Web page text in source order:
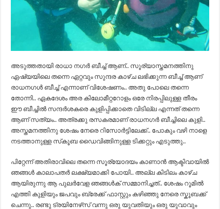
അടുത്തതായി രാധാ നഗർ ബീച്ച് ആണ്.. സൂര്യാസ്തമനത്തിനു
ഏഷ്യയിലെ തന്നെ ഏറ്റവും സുന്ദര കാഴ്ച ലഭിക്കുന്ന ബീച്ച് ആണ്
രാധനഗൾ ബീച്ച് എന്നാണ് വിശേഷണം.. അതു പോലെ തന്നെ
തോന്നി.. ഏകദേശം അര കിലോമീറ്ററോളം ഒരേ നിരപ്പിലുള്ള തീരം
ഈ ബീച്ചിൽ സന്ദർശകരെ കുളിപ്പിക്കാതെ വിടില്ല എന്നത് തന്നെ
ആണ് സത്യം.. അത്രക്കു രസകരമാണ് രാധനഗർ ബീച്ചിലെ കുളി..
അസ്തമനത്തിനു ശേഷം നേരെ റിസോർട്ടിലേക്ക്.. പോകും വഴി നാളെ
നടത്താനുള്ള സ്‌കൂബ ഡൈവിങ്ങിനുള്ള ടിക്കറ്റും എടുത്തു..
പിറ്റേന്ന് അതിരാവിലെ തന്നെ സൂര്യോദയം കാണാൻ ആക്ടിവായിൽ
ഞങ്ങൾ കാലാപതർ ലക്ഷ്യമാക്കി പോയി.. അല്ല കിടിലം കാഴ്ച
ആയിരുന്നു ആ പുലർവേള ഞങ്ങൾക് സമ്മാനിച്ചത്.. ശേഷം റൂമിൽ
എത്തി കുളിയും ജപവും ബ്രേക്ക് ഫാസ്റ്റും കഴിഞ്ഞു നേരെ സ്കൂബക്ക്
ചെന്നു.. രണ്ടു ട്രയിനേഴ്‌സ് വന്നു ഒരു യുവതിയും ഒരു യുവാവും